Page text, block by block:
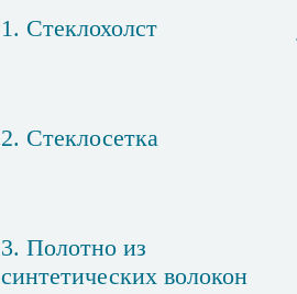
1. Стеклохолст
2. Стеклосетка
3. Полотно из
синтетических волокон